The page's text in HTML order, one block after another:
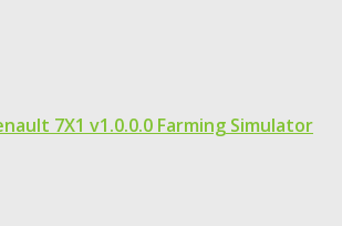
7X1 v1.0.0.0 Farming Simulator